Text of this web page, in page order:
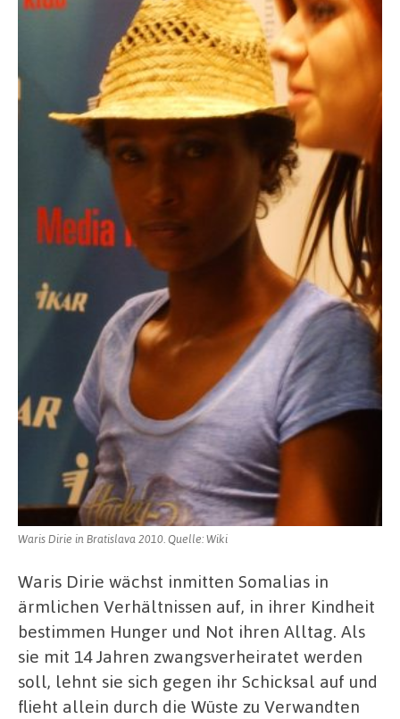
Waris Dirie in Bratislava 2010. Quelle: Wiki
Waris Dirie wächst inmitten Somalias in
ärmlichen Verhältnissen auf, in ihrer Kindheit
bestimmen Hunger und Not ihren Alltag. Als
sie mit 14 Jahren zwangsverheiratet werden
soll, lehnt sie sich gegen ihr Schicksal auf und
flieht allein durch die Wüste zu Verwandten